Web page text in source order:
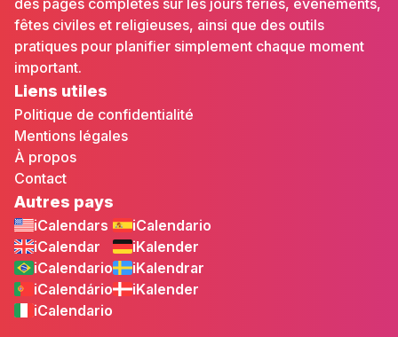
des pages complètes sur les jours fériés, événements,
fêtes civiles et religieuses, ainsi que des outils
pratiques pour planifier simplement chaque moment
important.
Liens utiles
Politique de confidentialité
Mentions légales
À propos
Contact
Autres pays
iCalendars
iCalendar
iCalendario
iCalendário
iCalendario
iCalendario
iKalender
iKalendrar
iKalender